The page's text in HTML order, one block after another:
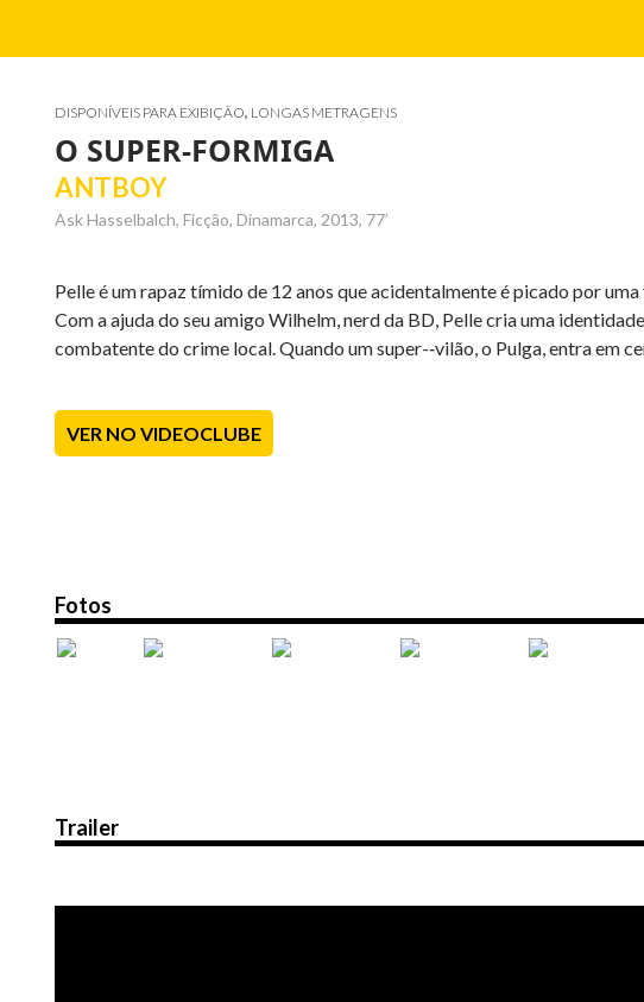
DISPONÍVEIS PARA EXIBIÇÃO, LONGAS METRAGENS
O SUPER-­FORMIGA
ANTBOY
Ask Hasselbalch, Ficção, Dinamarca, 2013, 77’
Pelle é um rapaz tímido de 12 anos que acidentalmente é picado por
Com a ajuda do seu amigo Wilhelm, nerd da BD, Pelle cria uma
combatente do crime local. Quando um super-­‐vilão, o Pulga, entra em
VER NO VIDEOCLUBE
Fotos
Trailer